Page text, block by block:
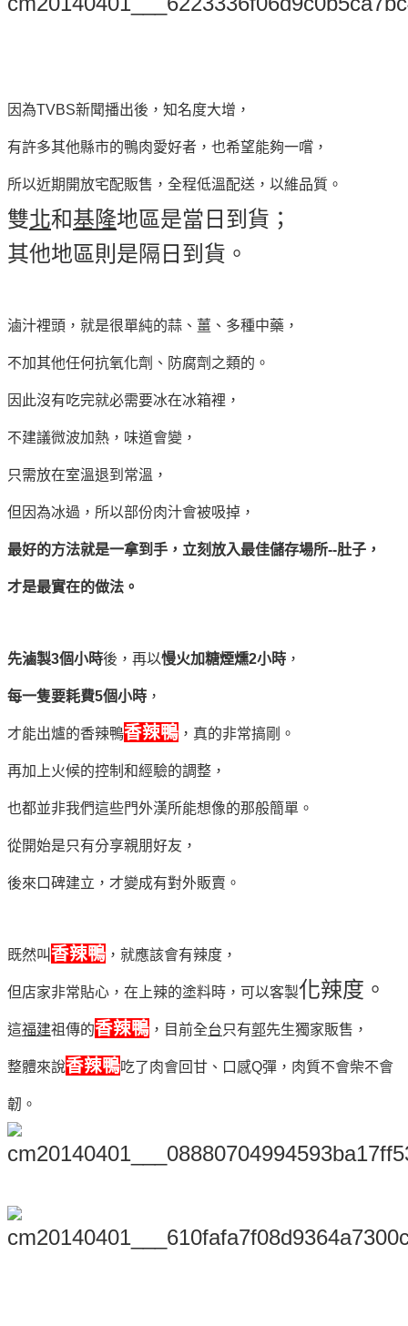
因為TVBS新聞播出後，知名度大增，
有許多其他縣市的鴨肉愛好者，也希望能夠一嚐，
所以近期開放宅配販售，全程低溫配送，以維品質。
雙北和基隆地區是當日到貨；
其他地區則是隔日到貨。
滷汁裡頭，就是很單純的蒜、薑、多種中藥，
不加其他任何抗氧化劑、防腐劑之類的。
因此沒有吃完就必需要冰在冰箱裡，
不建議微波加熱，味道會變，
只需放在室溫退到常溫，
但因為冰過，所以部份肉汁會被吸掉，
最好的方法就是一拿到手，立刻放入最佳儲存場所--肚子，
才是最實在的做法。
先滷製3個小時後，再以慢火加糖煙燻2小時 ，
每一隻要耗費5個小時 ，
才能出爐的香辣鴨香辣鴨 ，真的非常搞剛。
再加上火候的控制和經驗的調整，
也都並非我們這些門外漢所能想像的那般簡單。
從開始是只有分享親朋好友，
後來口碑建立，才變成有對外販賣。
既然叫香辣鴨 ，就應該會有辣度，
但店家非常貼心，在上辣的塗料時，可以客製化辣度。
這福建祖傳的香辣鴨 ，目前全台只有郭先生獨家販售，
整體來說香辣鴨吃了肉會回甘、口感Q彈，肉質不會柴不會
韌。